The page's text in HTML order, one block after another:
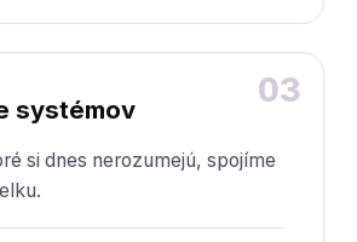
03
systémov
si dnes nerozumejú, spojíme